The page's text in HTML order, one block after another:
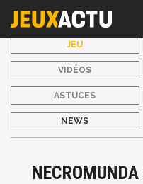
JEU
VIDÉOS
ASTUCES
NEWS